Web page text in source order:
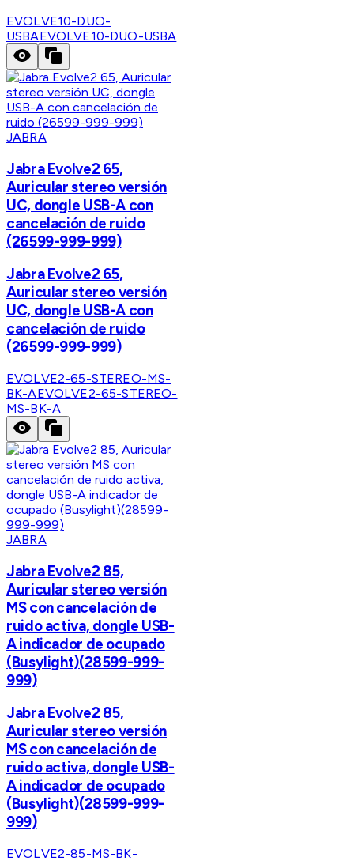
EVOLVE10-DUO-
USBAEVOLVE10-DUO-USBA
JABRA
Jabra Evolve2 65,
Auricular stereo versión
UC, dongle USB-A con
cancelación de ruido
(26599-999-999)
Jabra Evolve2 65,
Auricular stereo versión
UC, dongle USB-A con
cancelación de ruido
(26599-999-999)
EVOLVE2-65-STEREO-MS-
BK-AEVOLVE2-65-STEREO-
MS-BK-A
JABRA
Jabra Evolve2 85,
Auricular stereo versión
MS con cancelación de
ruido activa, dongle USB-
A indicador de ocupado
(Busylight)(28599-999-
999)
Jabra Evolve2 85,
Auricular stereo versión
MS con cancelación de
ruido activa, dongle USB-
A indicador de ocupado
(Busylight)(28599-999-
999)
EVOLVE2-85-MS-BK-